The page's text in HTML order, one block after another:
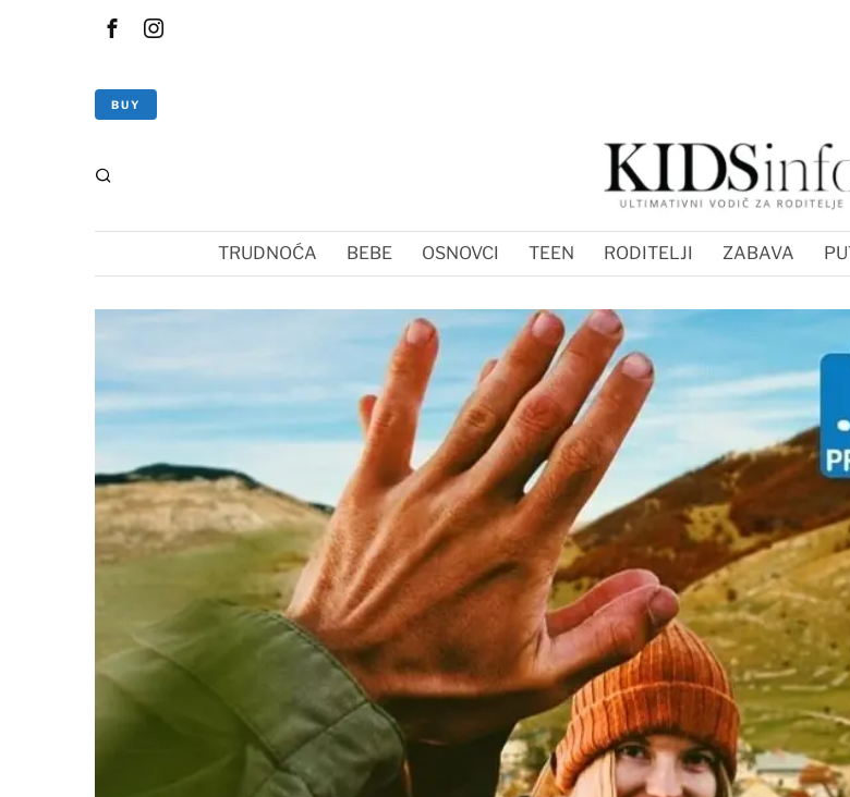
BUY
TRUDNOĆA BEBE OSNOVCI TEEN RODITELJI ZABAVA